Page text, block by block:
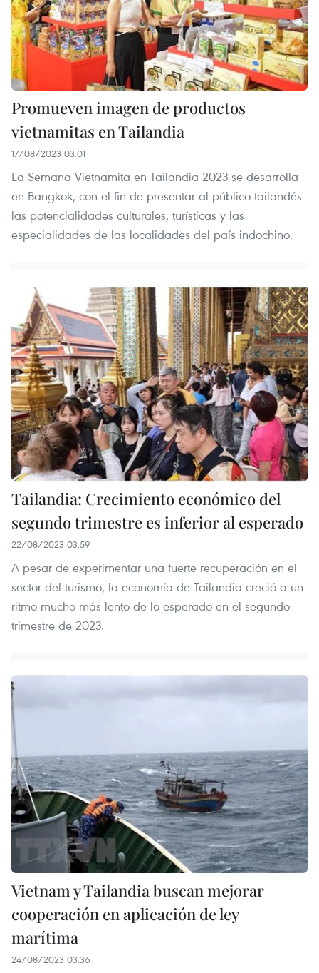
Promueven imagen de productos
vietnamitas en Tailandia
17/08/2023 03:01
La Semana Vietnamita en Tailandia 2023 se desarrolla
en Bangkok, con el fin de presentar al público tailandés
las potencialidades culturales, turísticas y las
especialidades de las localidades del país indochino.
Tailandia: Crecimiento económico del
segundo trimestre es inferior al esperado
22/08/2023 03:59
A pesar de experimentar una fuerte recuperación en el
sector del turismo, la economía de Tailandia creció a un
ritmo mucho más lento de lo esperado en el segundo
trimestre de 2023.
Vietnam y Tailandia buscan mejorar
cooperación en aplicación de ley
marítima
24/08/2023 03:36